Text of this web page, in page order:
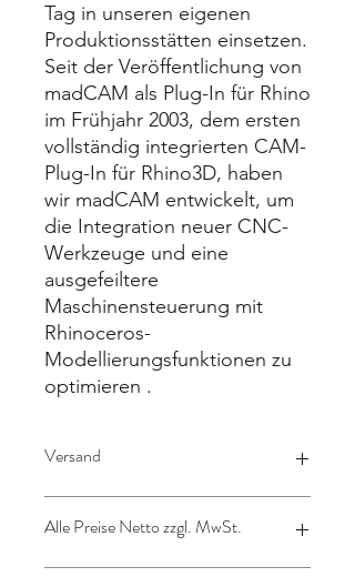
Tag in unseren eigenen
Produktionsstätten einsetzen.
Seit der Veröffentlichung von
madCAM als Plug-In für Rhino
im Frühjahr 2003, dem ersten
vollständig integrierten CAM-
Plug-In für Rhino3D, haben
wir madCAM entwickelt, um
die Integration neuer CNC-
Werkzeuge und eine
ausgefeiltere
Maschinensteuerung mit
Rhinoceros-
Modellierungsfunktionen zu
optimieren .
Versand
Alle Preise Netto zzgl. MwSt.